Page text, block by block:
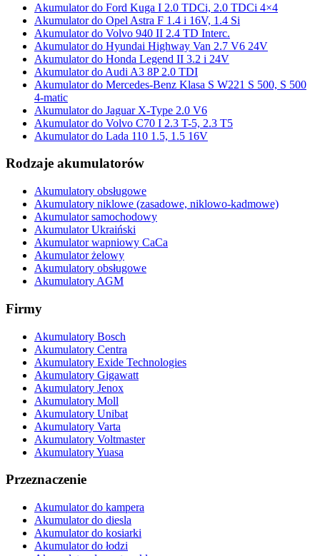
Akumulator do Ford Kuga I 2.0 TDCi, 2.0 TDCi 4×4
Akumulator do Opel Astra F 1.4 i 16V, 1.4 Si
Akumulator do Volvo 940 II 2.4 TD Interc.
Akumulator do Hyundai Highway Van 2.7 V6 24V
Akumulator do Honda Legend II 3.2 i 24V
Akumulator do Audi A3 8P 2.0 TDI
Akumulator do Mercedes-Benz Klasa S W221 S 500, S 500
4-matic
Akumulator do Jaguar X-Type 2.0 V6
Akumulator do Volvo C70 I 2.3 T-5, 2.3 T5
Akumulator do Lada 110 1.5, 1.5 16V
Rodzaje akumulatorów
Akumulatory obsługowe
Akumulatory niklowe (zasadowe, niklowo-kadmowe)
Akumulator samochodowy
Akumulator Ukraiński
Akumulator wapniowy CaCa
Akumulator żelowy
Akumulatory obsługowe
Akumulatory AGM
Firmy
Akumulatory Bosch
Akumulatory Centra
Akumulatory Exide Technologies
Akumulatory Gigawatt
Akumulatory Jenox
Akumulatory Moll
Akumulatory Unibat
Akumulatory Varta
Akumulatory Voltmaster
Akumulatory Yuasa
Przeznaczenie
Akumulator do kampera
Akumulator do diesla
Akumulator do kosiarki
Akumulator do łodzi